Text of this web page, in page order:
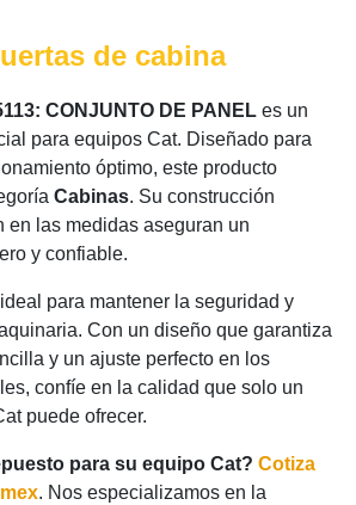
de cabina
CONJUNTO DE PANEL es un
para equipos Cat. Diseñado para
óptimo, este producto
Cabinas. Su construcción
en las medidas aseguran un
y confiable.
para mantener la seguridad y
Con un diseño que garantiza
y un ajuste perfecto en los
confíe en la calidad que solo un
puede ofrecer.
para su equipo Cat? Cotiza
. Nos especializamos en la